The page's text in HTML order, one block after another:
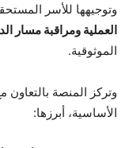
وتوجيهها للأسر
العملية ومراقبة مسار
الموثوقية.
وتركز المنصة
الأساسية، أبرزها: